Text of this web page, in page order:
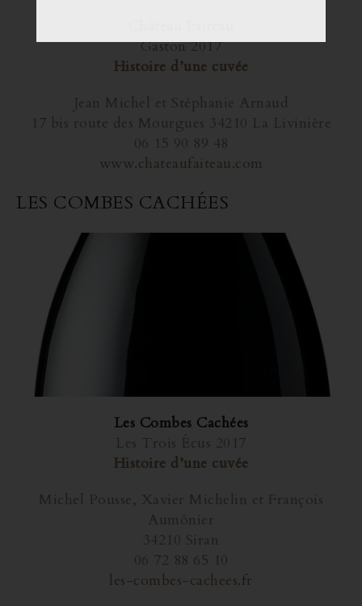
Gaston 2017
Histoire d’une cuvée
Jean Michel et Stéphanie Arnaud
17 bis route des Mourgues 34210 La Livinière
06 15 90 89 48
www.chateaufaiteau.com
LES COMBES CACHÉES
Les Combes Cachées
Les Trois Écus 2017
Histoire d’une cuvée
Michel Pousse, Xavier Michelin et François
Aumônier
34210 Siran
06 72 88 65 10
les-combes-cachees.fr